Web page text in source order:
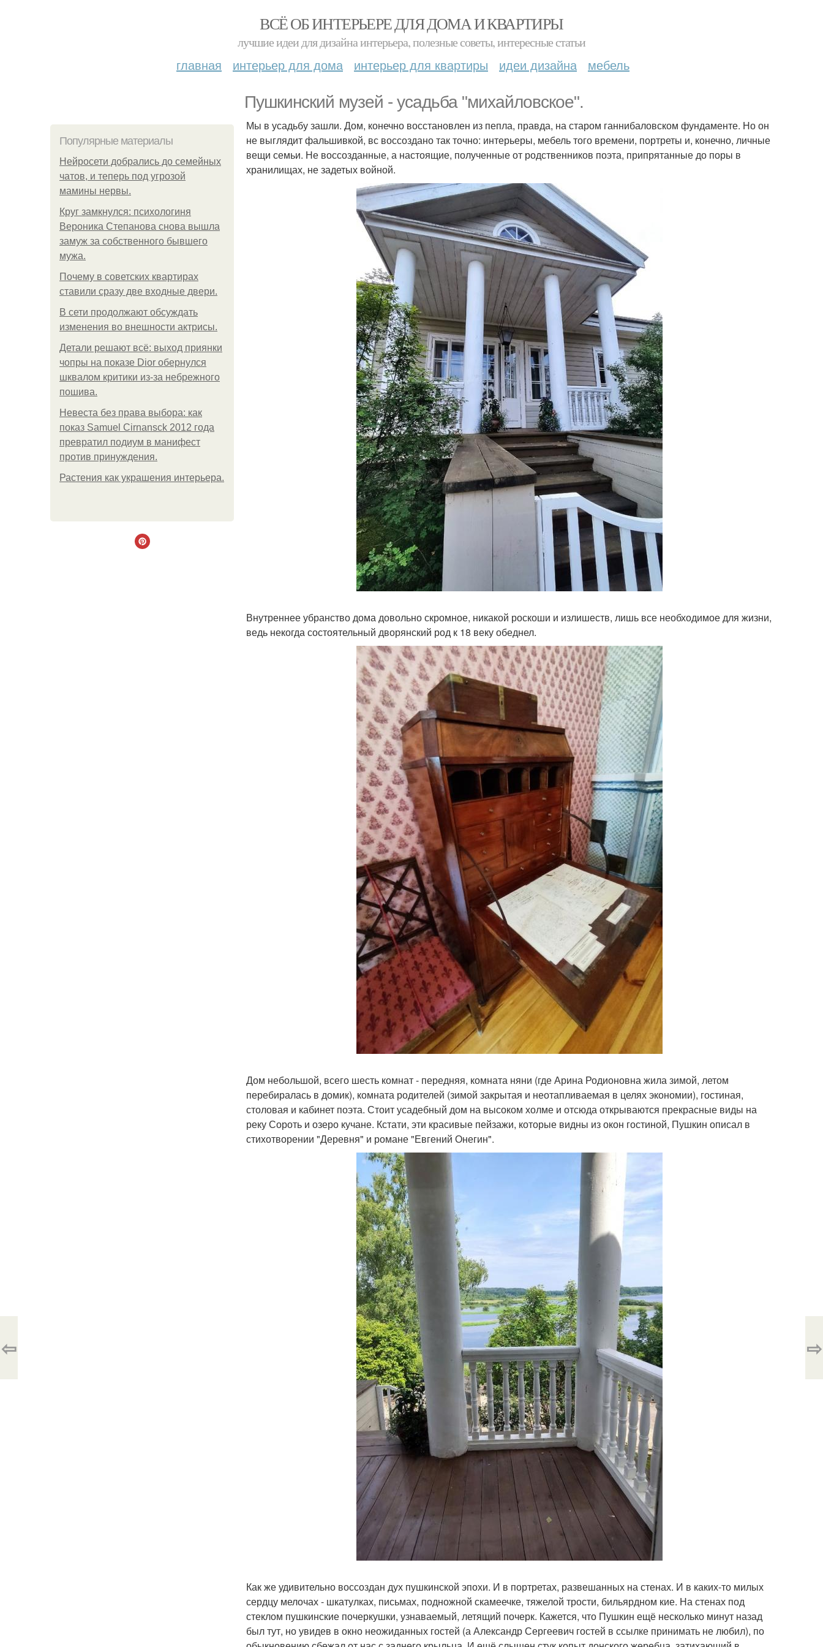
ВСЁ ОБ ИНТЕРЬЕРЕ ДЛЯ ДОМА И КВАРТИРЫ
лучшие идеи для дизайна интерьера, полезные советы, интересные статьи
главная интерьер для дома интерьер для квартиры идеи дизайна мебель
Пушкинский музей - усадьба "михайловское".
Популярные материалы
Нейросети добрались до семейных
чатов, и теперь под угрозой
мамины нервы.
Круг замкнулся: психологиня
Вероника Степанова снова вышла
замуж за собственного бывшего
мужа.
Почему в советских квартирах
ставили сразу две входные двери.
В сети продолжают обсуждать
изменения во внешности актрисы.
Детали решают всё: выход приянки
чопры на показе Dior обернулся
шквалом критики из-за небрежного
пошива.
Невеста без права выбора: как
показ Samuel Cirnansck 2012 года
превратил подиум в манифест
против принуждения.
Растения как украшения интерьера.
Мы в усадьбу зашли. Дом, конечно восстановлен из пепла, правда, на старом ганнибаловском фундаменте. Но он
не выглядит фальшивкой, вс воссоздано так точно: интерьеры, мебель того времени, портреты и, конечно, личные
вещи семьи. Не воссозданные, а настоящие, полученные от родственников поэта, припрятанные до поры в
хранилищах, не задетых войной.
Внутреннее убранство дома довольно скромное, никакой роскоши и излишеств, лишь все необходимое для жизни,
ведь некогда состоятельный дворянский род к 18 веку обеднел.
Дом небольшой, всего шесть комнат - передняя, комната няни (где Арина Родионовна жила зимой, летом
перебиралась в домик), комната родителей (зимой закрытая и неотапливаемая в целях экономии), гостиная,
столовая и кабинет поэта. Стоит усадебный дом на высоком холме и отсюда открываются прекрасные виды на
реку Сороть и озеро кучане. Кстати, эти красивые пейзажи, которые видны из окон гостиной, Пушкин описал в
стихотворении "Деревня" и романе "Евгений Онегин".
Как же удивительно воссоздан дух пушкинской эпохи. И в портретах, развешанных на стенах. И в каких-то милых
сердцу мелочах - шкатулках, письмах, подножной скамеечке, тяжелой трости, бильярдном кие. На стенах под
стеклом пушкинские почеркушки, узнаваемый, летящий почерк. Кажется, что Пушкин ещё несколько минут назад
был тут, но увидев в окно неожиданных гостей (а Александр Сергеевич гостей в ссылке принимать не любил), по
⇦ ⇨